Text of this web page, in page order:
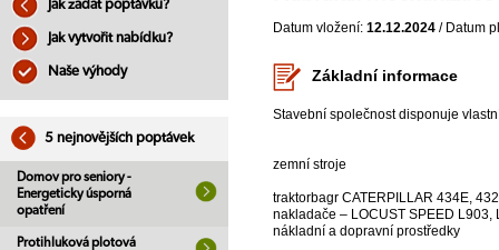
Jak zadat poptávku?
Jak vytvořit nabídku?
Naše výhody
5 nejnovějších poptávek
Domov pro seniory -
Energeticky úsporná
opatření
Protihluková plotová
Datum vložení: 12.12.2024 / Datum
Základní informace
Stavební společnost disponuje
zemní stroje
traktorbagr CATERPILLAR 434E,
nakladače – LOCUST SPEED L903,
nákladní a dopravní prostředky